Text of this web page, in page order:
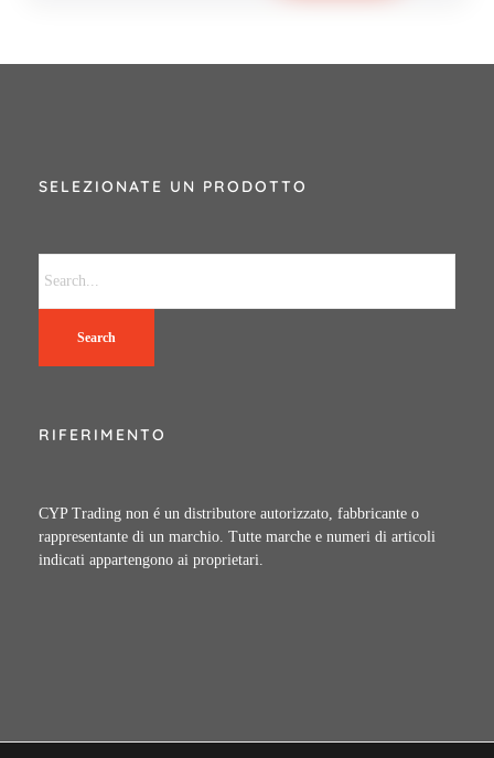
SELEZIONATE UN PRODOTTO
Search
RIFERIMENTO
CYP Trading non é un distributore autorizzato, fabbricante o
rappresentante di un marchio. Tutte marche e numeri di articoli
indicati appartengono ai proprietari.